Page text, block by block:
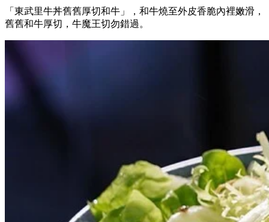
「東武里牛丼舊舊厚切和牛」，和牛燒至外皮香脆內裡嫩滑，
舊舊和牛厚切，牛魔王切勿錯過。